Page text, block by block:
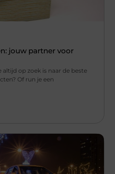
jouw partner voor
op zoek is naar de beste
Of run je een